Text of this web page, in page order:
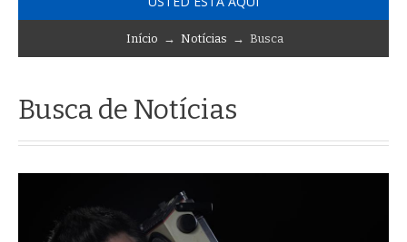
Início → Notícias → Busca
Busca de Notícias